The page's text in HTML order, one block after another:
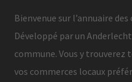
Bienvenue sur l’annuaire
Développé par un
commune. Vous y
vos commerces locaux